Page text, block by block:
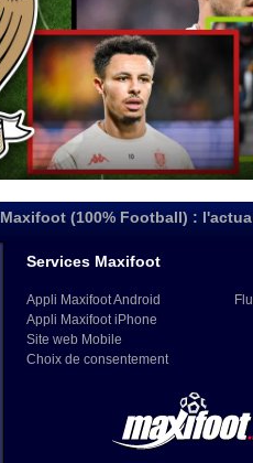
Maxifoot (100% Football) :
Services Maxifoot
Appli Maxifoot Android
Appli Maxifoot iPhone
Site web Mobile
Choix de consentement